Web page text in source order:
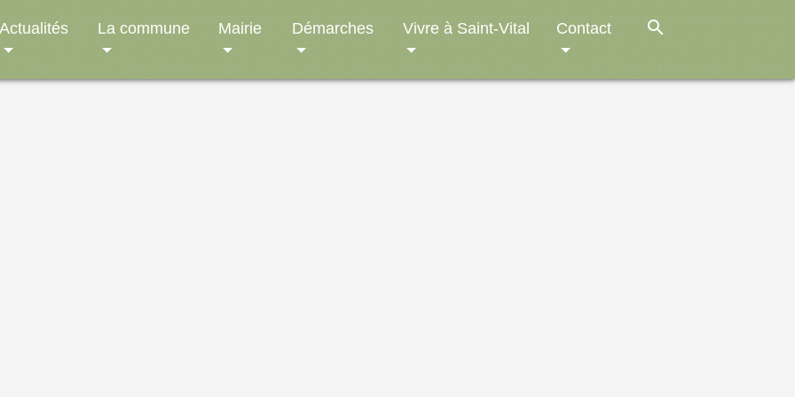
Actualités La commune Mairie Démarches Vivre à Saint-Vital Contact search